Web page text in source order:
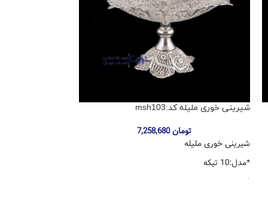
شیرینی خوری ملیله کد:msh103
تومان7,258,680
شیرینی خوری ملیله
*مدل:10 تیکه
*جنس:مس